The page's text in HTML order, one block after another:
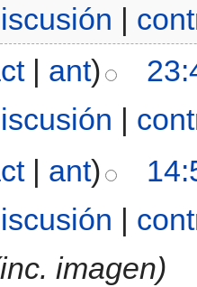
|
| ant)
|
| ant)
|
imagen)